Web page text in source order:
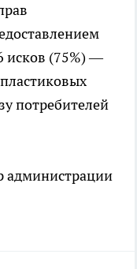
исков (75%) —
потребителей
администрации